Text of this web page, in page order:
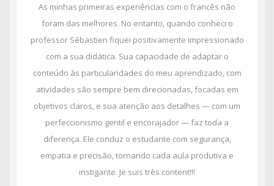
As minhas primeiras experiências com o francês não
foram das melhores. No entanto, quando conheci o
professor Sébastien fiquei positivamente impressionado
com a sua didática. Sua capacidade de adaptar o
conteúdo às particularidades do meu aprendizado, com
atividades são sempre bem direcionadas, focadas em
objetivos claros, e sua atenção aos detalhes — com um
perfeccionismo gentil e encorajador — faz toda a
diferença. Ele conduz o estudante com segurança,
empatia e precisão, tornando cada aula produtiva e
instigante. Je suis très content!!!